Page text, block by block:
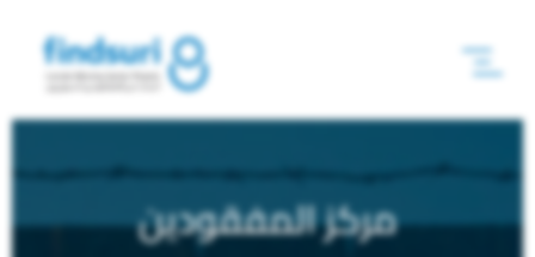
مركز المفقودين